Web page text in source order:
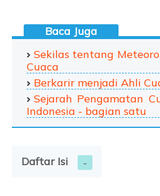
Sekilas tentang
Cuaca
Berkarir menjadi Ahli
Sejarah Pengamatan
Indonesia - bagian satu
Daftar Isi